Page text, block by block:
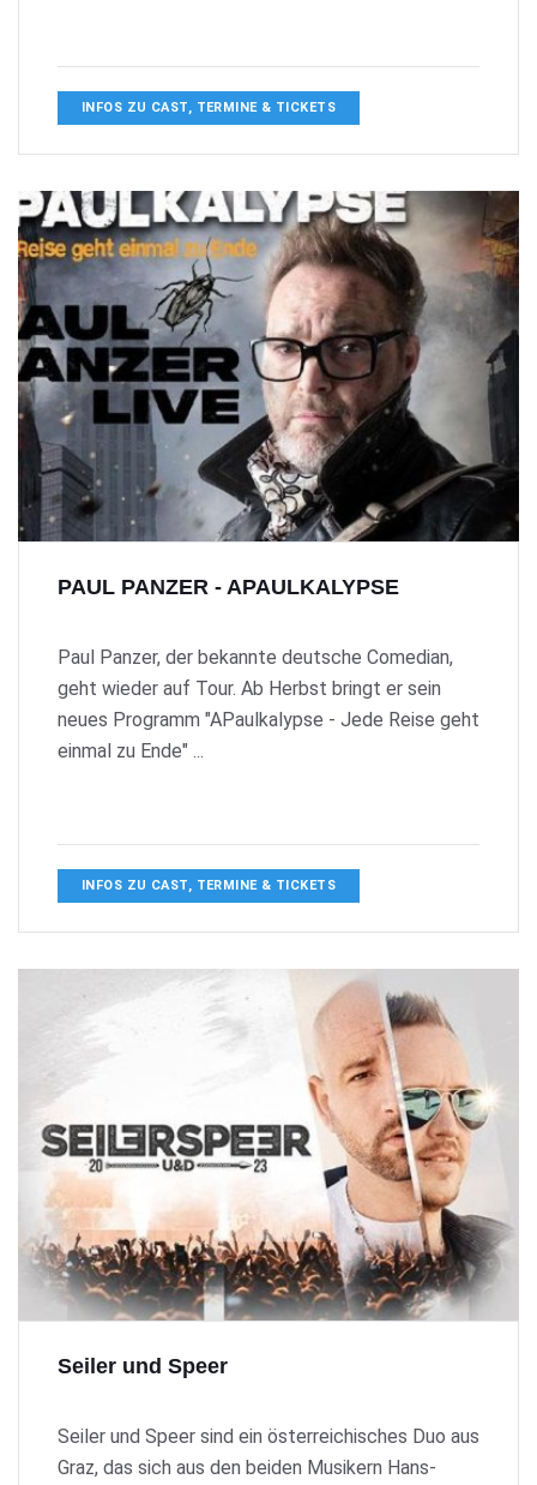
INFOS ZU CAST, TERMINE & TICKETS
PAUL PANZER - APAULKALYPSE
Paul Panzer, der bekannte deutsche Comedian,
geht wieder auf Tour. Ab Herbst bringt er sein
neues Programm "APaulkalypse - Jede Reise geht
einmal zu Ende" ...
INFOS ZU CAST, TERMINE & TICKETS
Seiler und Speer
Seiler und Speer sind ein österreichisches Duo aus
Graz, das sich aus den beiden Musikern Hans-